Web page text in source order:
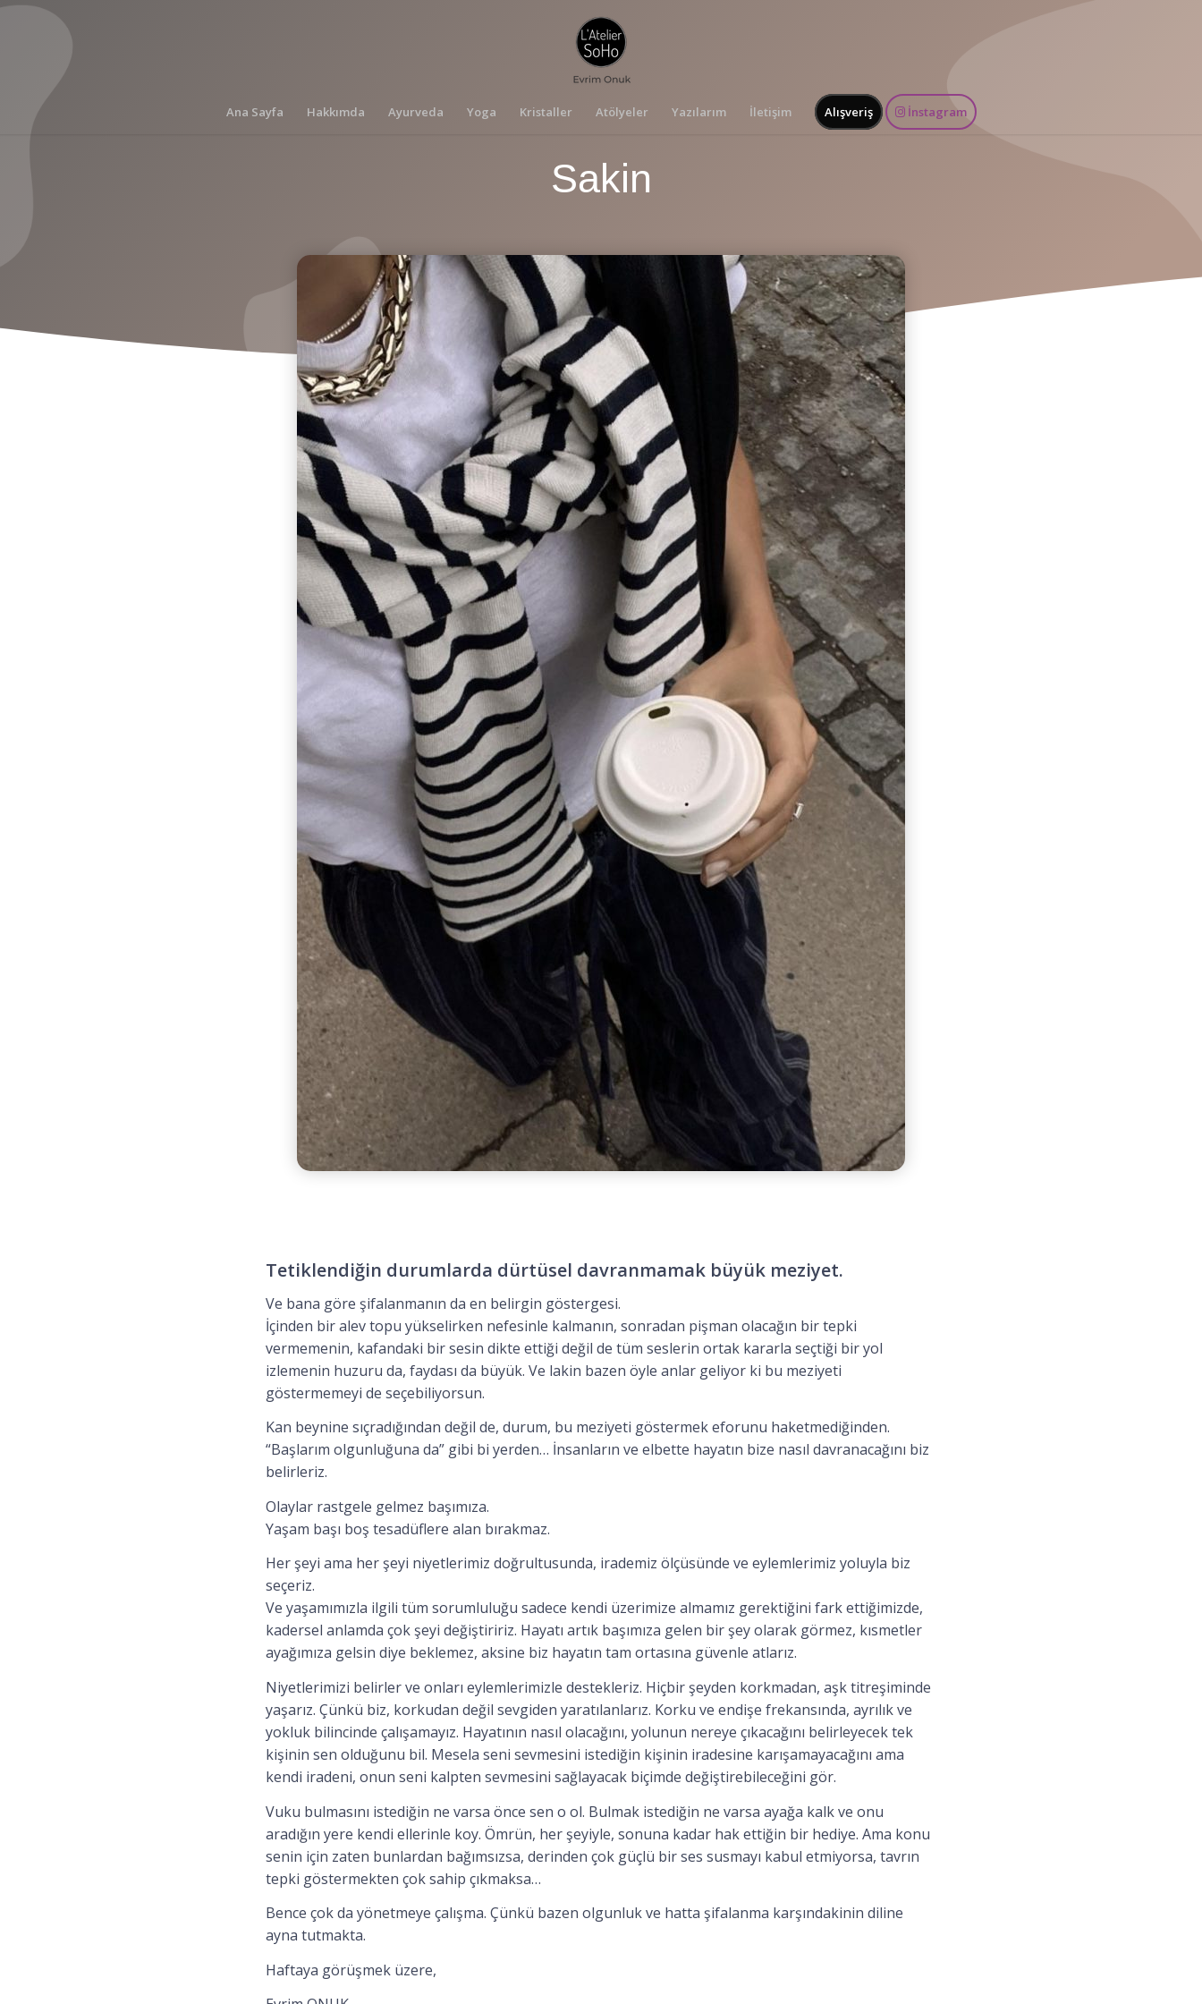
Ana Sayfa Hakkımda Ayurveda Yoga Kristaller Atölyeler Yazılarım İletişim Alışveriş İnstagram
Sakin
Tetiklendiğin durumlarda dürtüsel davranmamak büyük meziyet.
Ve bana göre şifalanmanın da en belirgin göstergesi.
İçinden bir alev topu yükselirken nefesinle kalmanın, sonradan pişman olacağın bir tepki
vermemenin, kafandaki bir sesin dikte ettiği değil de tüm seslerin ortak kararla seçtiği bir yol
izlemenin huzuru da, faydası da büyük. Ve lakin bazen öyle anlar geliyor ki bu meziyeti
göstermemeyi de seçebiliyorsun.
Kan beynine sıçradığından değil de, durum, bu meziyeti göstermek eforunu haketmediğinden.
“Başlarım olgunluğuna da” gibi bi yerden… İnsanların ve elbette hayatın bize nasıl davranacağını biz
belirleriz.
Olaylar rastgele gelmez başımıza.
Yaşam başı boş tesadüflere alan bırakmaz.
Her şeyi ama her şeyi niyetlerimiz doğrultusunda, irademiz ölçüsünde ve eylemlerimiz yoluyla biz
seçeriz.
Ve yaşamımızla ilgili tüm sorumluluğu sadece kendi üzerimize almamız gerektiğini fark ettiğimizde,
kadersel anlamda çok şeyi değiştiririz. Hayatı artık başımıza gelen bir şey olarak görmez, kısmetler
ayağımıza gelsin diye beklemez, aksine biz hayatın tam ortasına güvenle atlarız.
Niyetlerimizi belirler ve onları eylemlerimizle destekleriz. Hiçbir şeyden korkmadan, aşk titreşiminde
yaşarız. Çünkü biz, korkudan değil sevgiden yaratılanlarız. Korku ve endişe frekansında, ayrılık ve
yokluk bilincinde çalışamayız. Hayatının nasıl olacağını, yolunun nereye çıkacağını belirleyecek tek
kişinin sen olduğunu bil. Mesela seni sevmesini istediğin kişinin iradesine karışamayacağını ama
kendi iradeni, onun seni kalpten sevmesini sağlayacak biçimde değiştirebileceğini gör.
Vuku bulmasını istediğin ne varsa önce sen o ol. Bulmak istediğin ne varsa ayağa kalk ve onu
aradığın yere kendi ellerinle koy. Ömrün, her şeyiyle, sonuna kadar hak ettiğin bir hediye. Ama konu
senin için zaten bunlardan bağımsızsa, derinden çok güçlü bir ses susmayı kabul etmiyorsa, tavrın
tepki göstermekten çok sahip çıkmaksa…
Bence çok da yönetmeye çalışma. Çünkü bazen olgunluk ve hatta şifalanma karşındakinin diline
ayna tutmakta.
Haftaya görüşmek üzere,